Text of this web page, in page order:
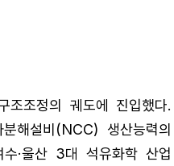
조정의 궤도에 진입했다.
해설비(NCC) 생산능력의
·울산 3대 석유화학 산업